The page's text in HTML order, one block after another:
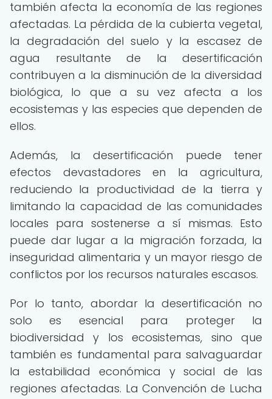
también afecta la economía de las regiones
afectadas. La pérdida de la cubierta vegetal,
la degradación del suelo y la escasez de
agua resultante de la desertificación
contribuyen a la disminución de la diversidad
biológica, lo que a su vez afecta a los
ecosistemas y las especies que dependen de
ellos.
Además, la desertificación puede tener
efectos devastadores en la agricultura,
reduciendo la productividad de la tierra y
limitando la capacidad de las comunidades
locales para sostenerse a sí mismas. Esto
puede dar lugar a la migración forzada, la
inseguridad alimentaria y un mayor riesgo de
conflictos por los recursos naturales escasos.
Por lo tanto, abordar la desertificación no
solo es esencial para proteger la
biodiversidad y los ecosistemas, sino que
también es fundamental para salvaguardar
la estabilidad económica y social de las
regiones afectadas. La Convención de Lucha